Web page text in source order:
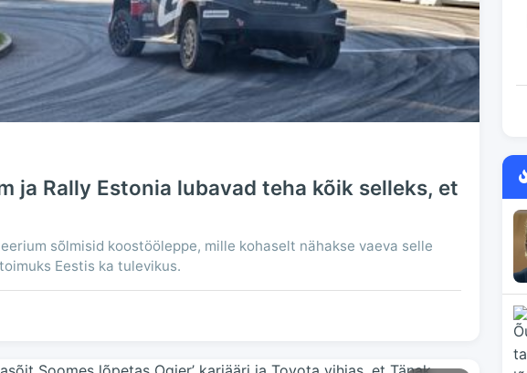
ja Rally Estonia lubavad teha kõik selleks, et
sõlmisid koostööleppe, mille kohaselt nähakse vaeva selle
Eestis ka tulevikus.